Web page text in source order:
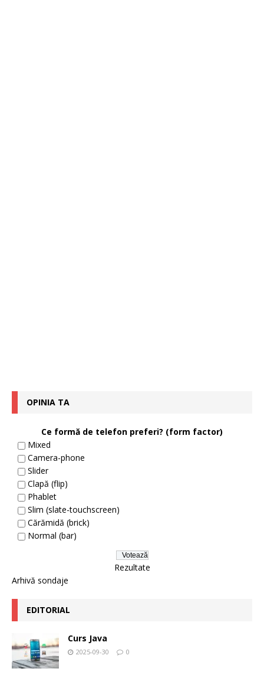
OPINIA TA
Ce formă de telefon preferi? (form factor)
Mixed
Camera-phone
Slider
Clapă (flip)
Phablet
Slim (slate-touchscreen)
Cărămidă (brick)
Normal (bar)
Rezultate
Arhivă sondaje
EDITORIAL
Curs Java
2025-09-30 0